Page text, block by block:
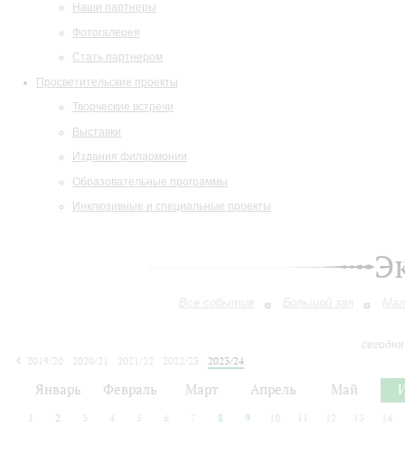
Наши партнеры
Фотогалерея
Стать партнером
Просветительские проекты
Творческие встречи
Выставки
Издания филармонии
Образовательные программы
Инклюзивные и специальные проекты
Все события Большой зал
2019/20
2020/21 2021/22 2022/23
2023/24
Январь Февраль Март Апрель Май
1 2 3 4 5 6 7 8 9 10 12 13 14